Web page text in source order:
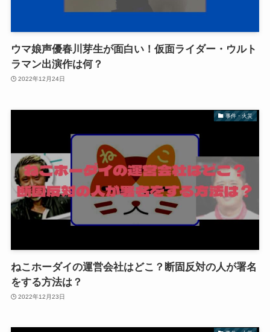
ウマ娘声優春川芽生が面白い！仮面ライダー・ウルト
ラマン出演作は何？
2022年12月24日
事件・火災
ねこホーダイの運営会社はどこ？断固反対の人が署名
をする方法は？
2022年12月23日